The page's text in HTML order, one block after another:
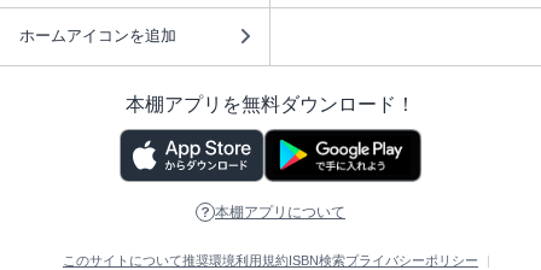
ホームアイコンを追加
本棚アプリを無料ダウンロード！
本棚アプリについて
このサイトについて推奨環境利用規約 ISBN検索プライバシーポリシー